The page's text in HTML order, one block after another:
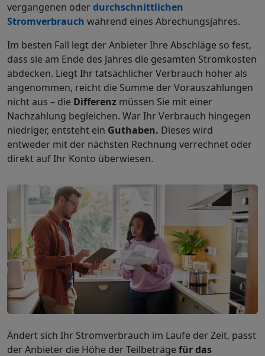
vergangenen oderdurchschnittlichen
Stromverbrauch während eines Abrechungsjahres.
Im besten Fall legt der Anbieter Ihre Abschläge so fest,
dass sie am Ende des Jahres die gesamten Stromkosten
abdecken. Liegt Ihr tatsächlicher Verbrauch höher als
angenommen, reicht die Summe der Vorauszahlungen
nicht aus – die Differenz müssen Sie mit einer
Nachzahlung begleichen. War Ihr Verbrauch hingegen
niedriger, entsteht ein Guthaben. Dieses wird
entweder mit der nächsten Rechnung verrechnet oder
direkt auf Ihr Konto überwiesen.
Ändert sich Ihr Stromverbrauch im Laufe der Zeit, passt
der Anbieter die Höhe der Teilbeträge für das